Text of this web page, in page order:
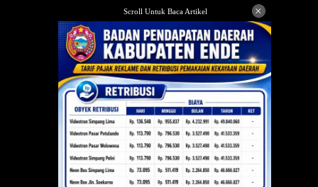
Scroll Untuk Baca Artikel ×